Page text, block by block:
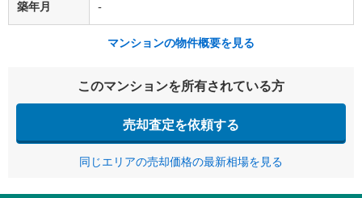
築年月 -
マンションの物件概要を見る
このマンションを所有されている方
売却査定を依頼する
同じエリアの売却価格の最新相場を見る